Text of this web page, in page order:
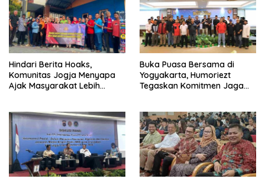
Hindari Berita Hoaks,
Komunitas Jogja Menyapa
Ajak Masyarakat Lebih
Buka Puasa Bersama di
Yogyakarta, Humoriezt
Tegaskan Komitmen Jaga